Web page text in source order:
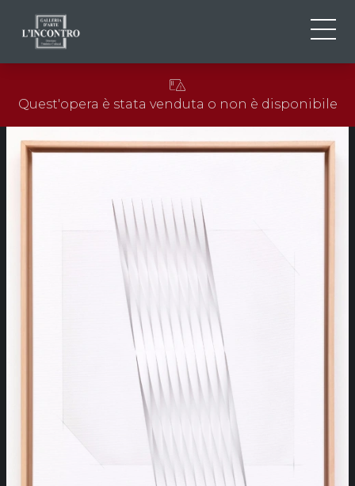
EN
FR
NEWS ED EVENTI
ARTISTI E OPERE
MOSTRE
Quest'opera è stata venduta o non è disponibile